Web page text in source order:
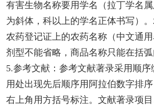
有害生物名称要用学名（拉丁学名
为斜体，科以上的学名正体书写）
农药登记证上的农药名称（中文通
剂型不能省略，商品名称只能在括弧
5.参考文献：参考文献著录采用顺序
用处出现先后顺序用阿拉伯数字排
右上角用方括号标注。文献著录项